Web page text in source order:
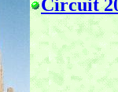
Circuit